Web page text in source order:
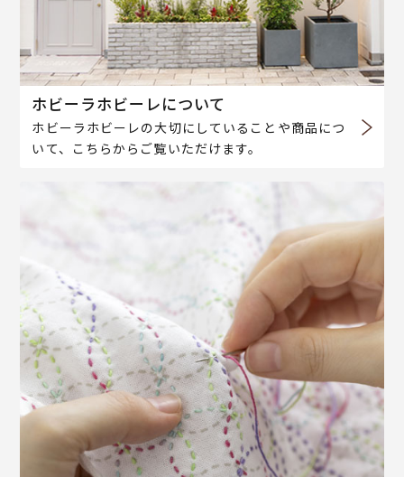
ホビーラホビーレについて
ホビーラホビーレの大切にしていることや商品につ
いて、こちらからご覧いただけます。